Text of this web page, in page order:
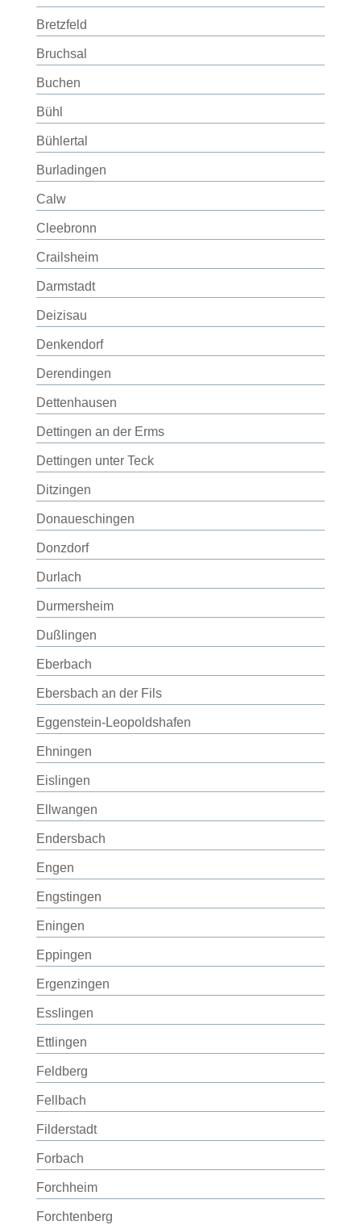
Bretzfeld
Bruchsal
Buchen
Bühl
Bühlertal
Burladingen
Calw
Cleebronn
Crailsheim
Darmstadt
Deizisau
Denkendorf
Derendingen
Dettenhausen
Dettingen an der Erms
Dettingen unter Teck
Ditzingen
Donaueschingen
Donzdorf
Durlach
Durmersheim
Dußlingen
Eberbach
Ebersbach an der Fils
Eggenstein-Leopoldshafen
Ehningen
Eislingen
Ellwangen
Endersbach
Engen
Engstingen
Eningen
Eppingen
Ergenzingen
Esslingen
Ettlingen
Feldberg
Fellbach
Filderstadt
Forbach
Forchheim
Forchtenberg